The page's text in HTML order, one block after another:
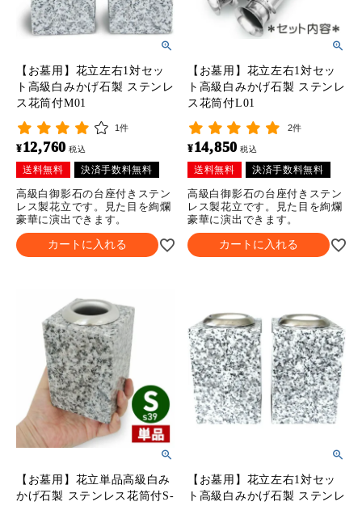
【お墓用】花立左右1対セッ
ト高級白みかげ石製 ステンレ
ス花筒付M01
1件
¥12,760 税込
送料無料 決済手数料無料
高級白御影石の台座付きステン
レス製花立です。見た目を絢爛
豪華に演出できます。
カートに入れる
【お墓用】花立左右1対セッ
ト高級白みかげ石製 ステンレ
ス花筒付L01
2件
¥14,850 税込
送料無料 決済手数料無料
高級白御影石の台座付きステン
レス製花立です。見た目を絢爛
豪華に演出できます。
カートに入れる
【お墓用】花立単品高級白み
かげ石製 ステンレス花筒付S-
【お墓用】花立左右1対セッ
ト高級白みかげ石製 ステンレ